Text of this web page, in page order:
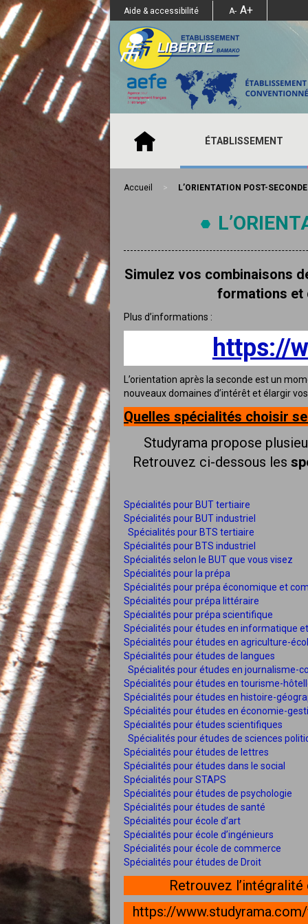
Aide & accessibilité A- A+
ÉTABLISSEMENT
Accueil > L’ORIENTATION POST-SECONDE
Simulez vos combinaisons
formations et
Plus d’informations :
https://
L’orientation après la seconde est un
nouveaux domaines d’intérêt et élargir
Quelles spécialités choisir
Studyrama propose
Retrouvez ci-dessous les
Spécialités pour BUT tertiaire
Spécialités pour BUT industriel
Spécialités pour BTS tertiaire
Spécialités pour BTS industriel
Spécialités selon le BUT que vous visez
Spécialités pour la prépa
Spécialités pour prépa économique et
Spécialités pour prépa littéraire
Spécialités pour prépa scientifique
Spécialités pour études en informatique
Spécialités pour études en agriculture-
Spécialités pour études de langues
Spécialités pour études en journalisme-
Spécialités pour études en tourisme-
Spécialités pour études en histoire-
Spécialités pour études en économie-
Spécialités pour études scientifiques
Spécialités pour études de sciences
Spécialités pour études de lettres
Spécialités pour études dans le social
Spécialités pour STAPS
Spécialités pour études de psychologie
Spécialités pour études de santé
Spécialités pour école d’art
Spécialités pour école d’ingénieurs
Spécialités pour école de commerce
Spécialités pour études de Droit
Retrouvez
https://